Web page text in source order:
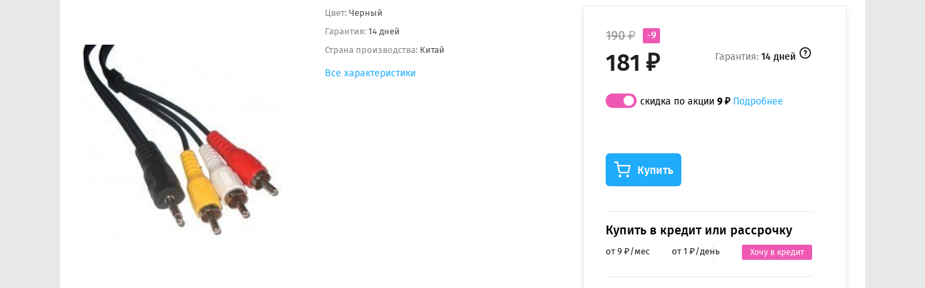
Цвет: Черный
Гарантия: 14 дней
Страна производства: Китай
Все характеристики
-9
190 ₽
181 ₽ Гарантия: 14 дней
скидка по акции 9 ₽ Подробнее
Купить
Купить в кредит или рассрочку
от 9 ₽/мес от 1 ₽/день Хочу в кредит